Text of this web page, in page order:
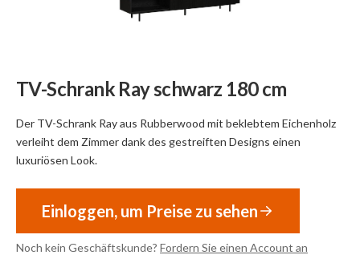
TV-Schrank Ray schwarz 180 cm
Der TV-Schrank Ray aus Rubberwood mit beklebtem Eichenholz
verleiht dem Zimmer dank des gestreiften Designs einen
luxuriösen Look.
Einloggen, um Preise zu sehen
Noch kein Geschäftskunde? Fordern Sie einen Account an